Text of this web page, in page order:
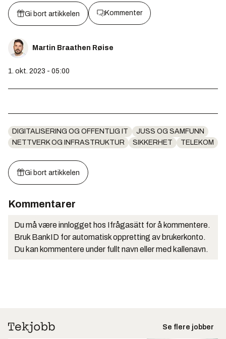
Gi bort artikkelen Kommenter
Martin Braathen Røise
1. okt. 2023 - 05:00
DIGITALISERING OG OFFENTLIG IT
JUSS OG SAMFUNN
NETTVERK OG INFRASTRUKTUR
SIKKERHET TELEKOM
Gi bort artikkelen
Kommentarer
Du må være innlogget hos Ifrågasätt for å kommentere.
Bruk BankID for automatisk oppretting av brukerkonto.
Du kan kommentere under fullt navn eller med kallenavn.
Se flere jobber